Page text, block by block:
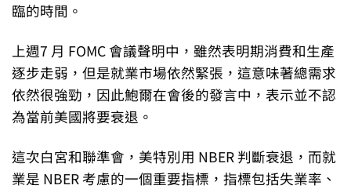
臨的時間。
上週7 月 FOMC 會議聲明中，雖然表明期消費和生產
逐步走弱，但是就業市場依然緊張，這意味著總需求
依然很強勁，因此鮑爾在會後的發言中，表示並不認
為當前美國將要衰退。
這次白宮和聯準會，美特別用 NBER 判斷衰退，而就
業是 NBER 考慮的一個重要指標，指標包括失業率、